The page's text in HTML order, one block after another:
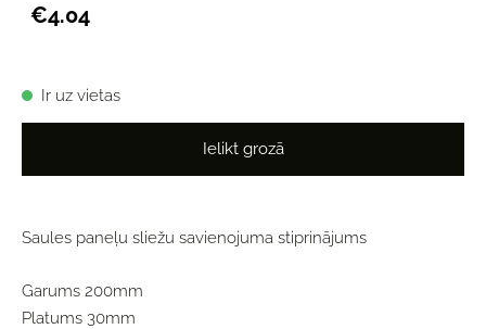
€4.04
Ir uz vietas
Ielikt grozā
Saules paneļu sliežu savienojuma stiprinājums
Garums 200mm
Platums 30mm